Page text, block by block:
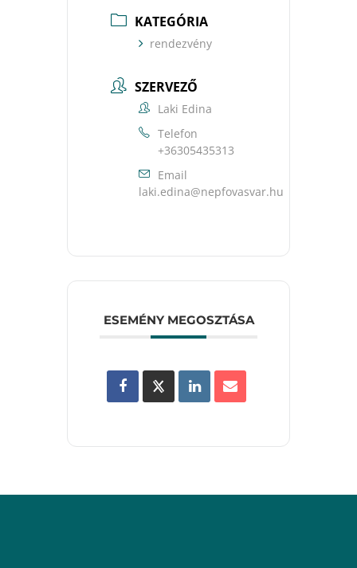
KATEGÓRIA
rendezvény
SZERVEZŐ
Laki Edina
Telefon
+36305435313
Email
uh.ravsavofpen@anide.ikal
ESEMÉNY MEGOSZTÁSA